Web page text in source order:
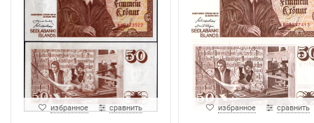
избранное сравнить избранное сравнить